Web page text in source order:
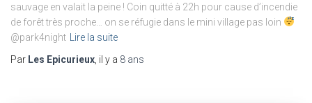
sauvage en valait la peine ! Coin quitté à 22h pour cause d’incendie
de forêt très proche… on se réfugie dans le mini village pas loin
@park4night Lire la suite
Par Les Epicurieux , il y a 8 ans